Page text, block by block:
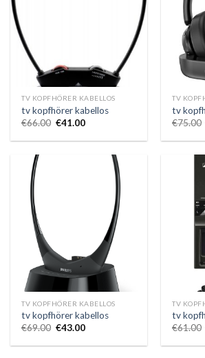
TV KOPFHÖRER KABELLOS
tv kopfhörer kabellos
€66.00 €41.00
TV
tv
€75.00
TV KOPFHÖRER KABELLOS
tv kopfhörer kabellos
€69.00 €43.00
TV
tv
€61.00